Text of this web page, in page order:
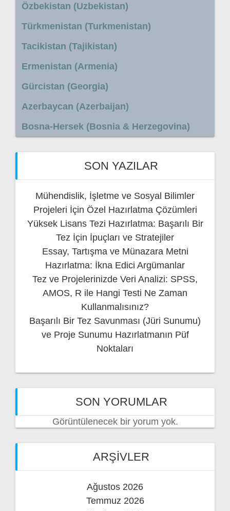
Özbekistan (Uzbekistan)
Türkmenistan (Turkmenistan)
Tacikistan (Tajikistan)
Ermenistan (Armenia)
Gürcistan (Georgia)
Azerbaycan (Azerbaijan)
Bosna-Hersek (Bosnia & Herzegovina)
SON YAZILAR
Mühendislik, İşletme ve Sosyal Bilimler
Projeleri İçin Özel Hazırlatma Çözümleri
Yüksek Lisans Tezi Hazırlatma: Başarılı Bir
Tez İçin İpuçları ve Stratejiler
Essay, Tartışma ve Münazara Metni
Hazırlatma: İkna Edici Argümanlar
Tez ve Projelerinizde Veri Analizi: SPSS,
AMOS, R ile Hangi Testi Ne Zaman
Kullanmalısınız?
Başarılı Bir Tez Savunması (Jüri Sunumu)
ve Proje Sunumu Hazırlatmanın Püf
Noktaları
SON YORUMLAR
Görüntülenecek bir yorum yok.
ARŞIVLER
Ağustos 2026
Temmuz 2026